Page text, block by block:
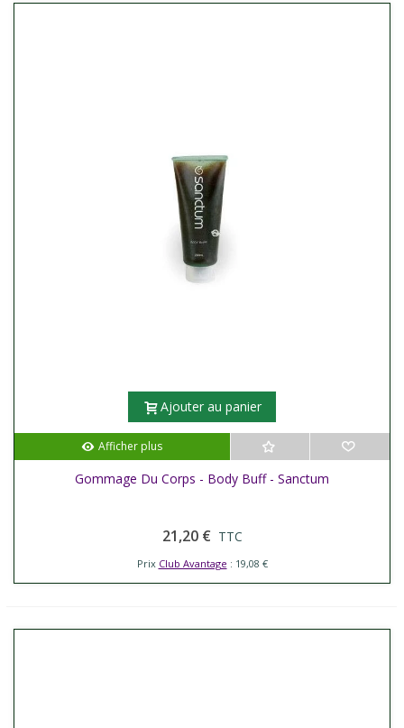
Ajouter au panier
Afficher plus
Gommage Du Corps - Body Buff - Sanctum
21,20 € TTC
Prix Club Avantage : 19,08 €